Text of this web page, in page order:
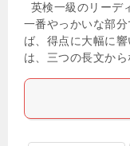
英検一級のリーデ
一番やっかいな部
ば、得点に大幅に
は、三つの長文か